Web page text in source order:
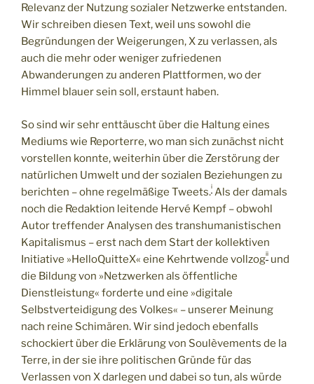
Relevanz der Nutzung sozialer Netzwerke entstanden.
Wir schreiben diesen Text, weil uns sowohl die
Begründungen der Weigerungen, X zu verlassen, als
auch die mehr oder weniger zufriedenen
Abwanderungen zu anderen Plattformen, wo der
Himmel blauer sein soll, erstaunt haben.
So sind wir sehr enttäuscht über die Haltung eines
Mediums wie Reporterre, wo man sich zunächst nicht
vorstellen konnte, weiterhin über die Zerstörung der
natürlichen Umwelt und der sozialen Beziehungen zu
berichten – ohne regelmäßige Tweets.i Als der damals
noch die Redaktion leitende Hervé Kempf – obwohl
Autor treffender Analysen des transhumanistischen
Kapitalismus – erst nach dem Start der kollektiven
Initiative »HelloQuitteX« eine Kehrtwende vollzogii und
die Bildung von »Netzwerken als öffentliche
Dienstleistung« forderte und eine »digitale
Selbstverteidigung des Volkes« – unserer Meinung
nach reine Schimären. Wir sind jedoch ebenfalls
schockiert über die Erklärung von Soulèvements de la
Terre, in der sie ihre politischen Gründe für das
Verlassen von X darlegen und dabei so tun, als würde